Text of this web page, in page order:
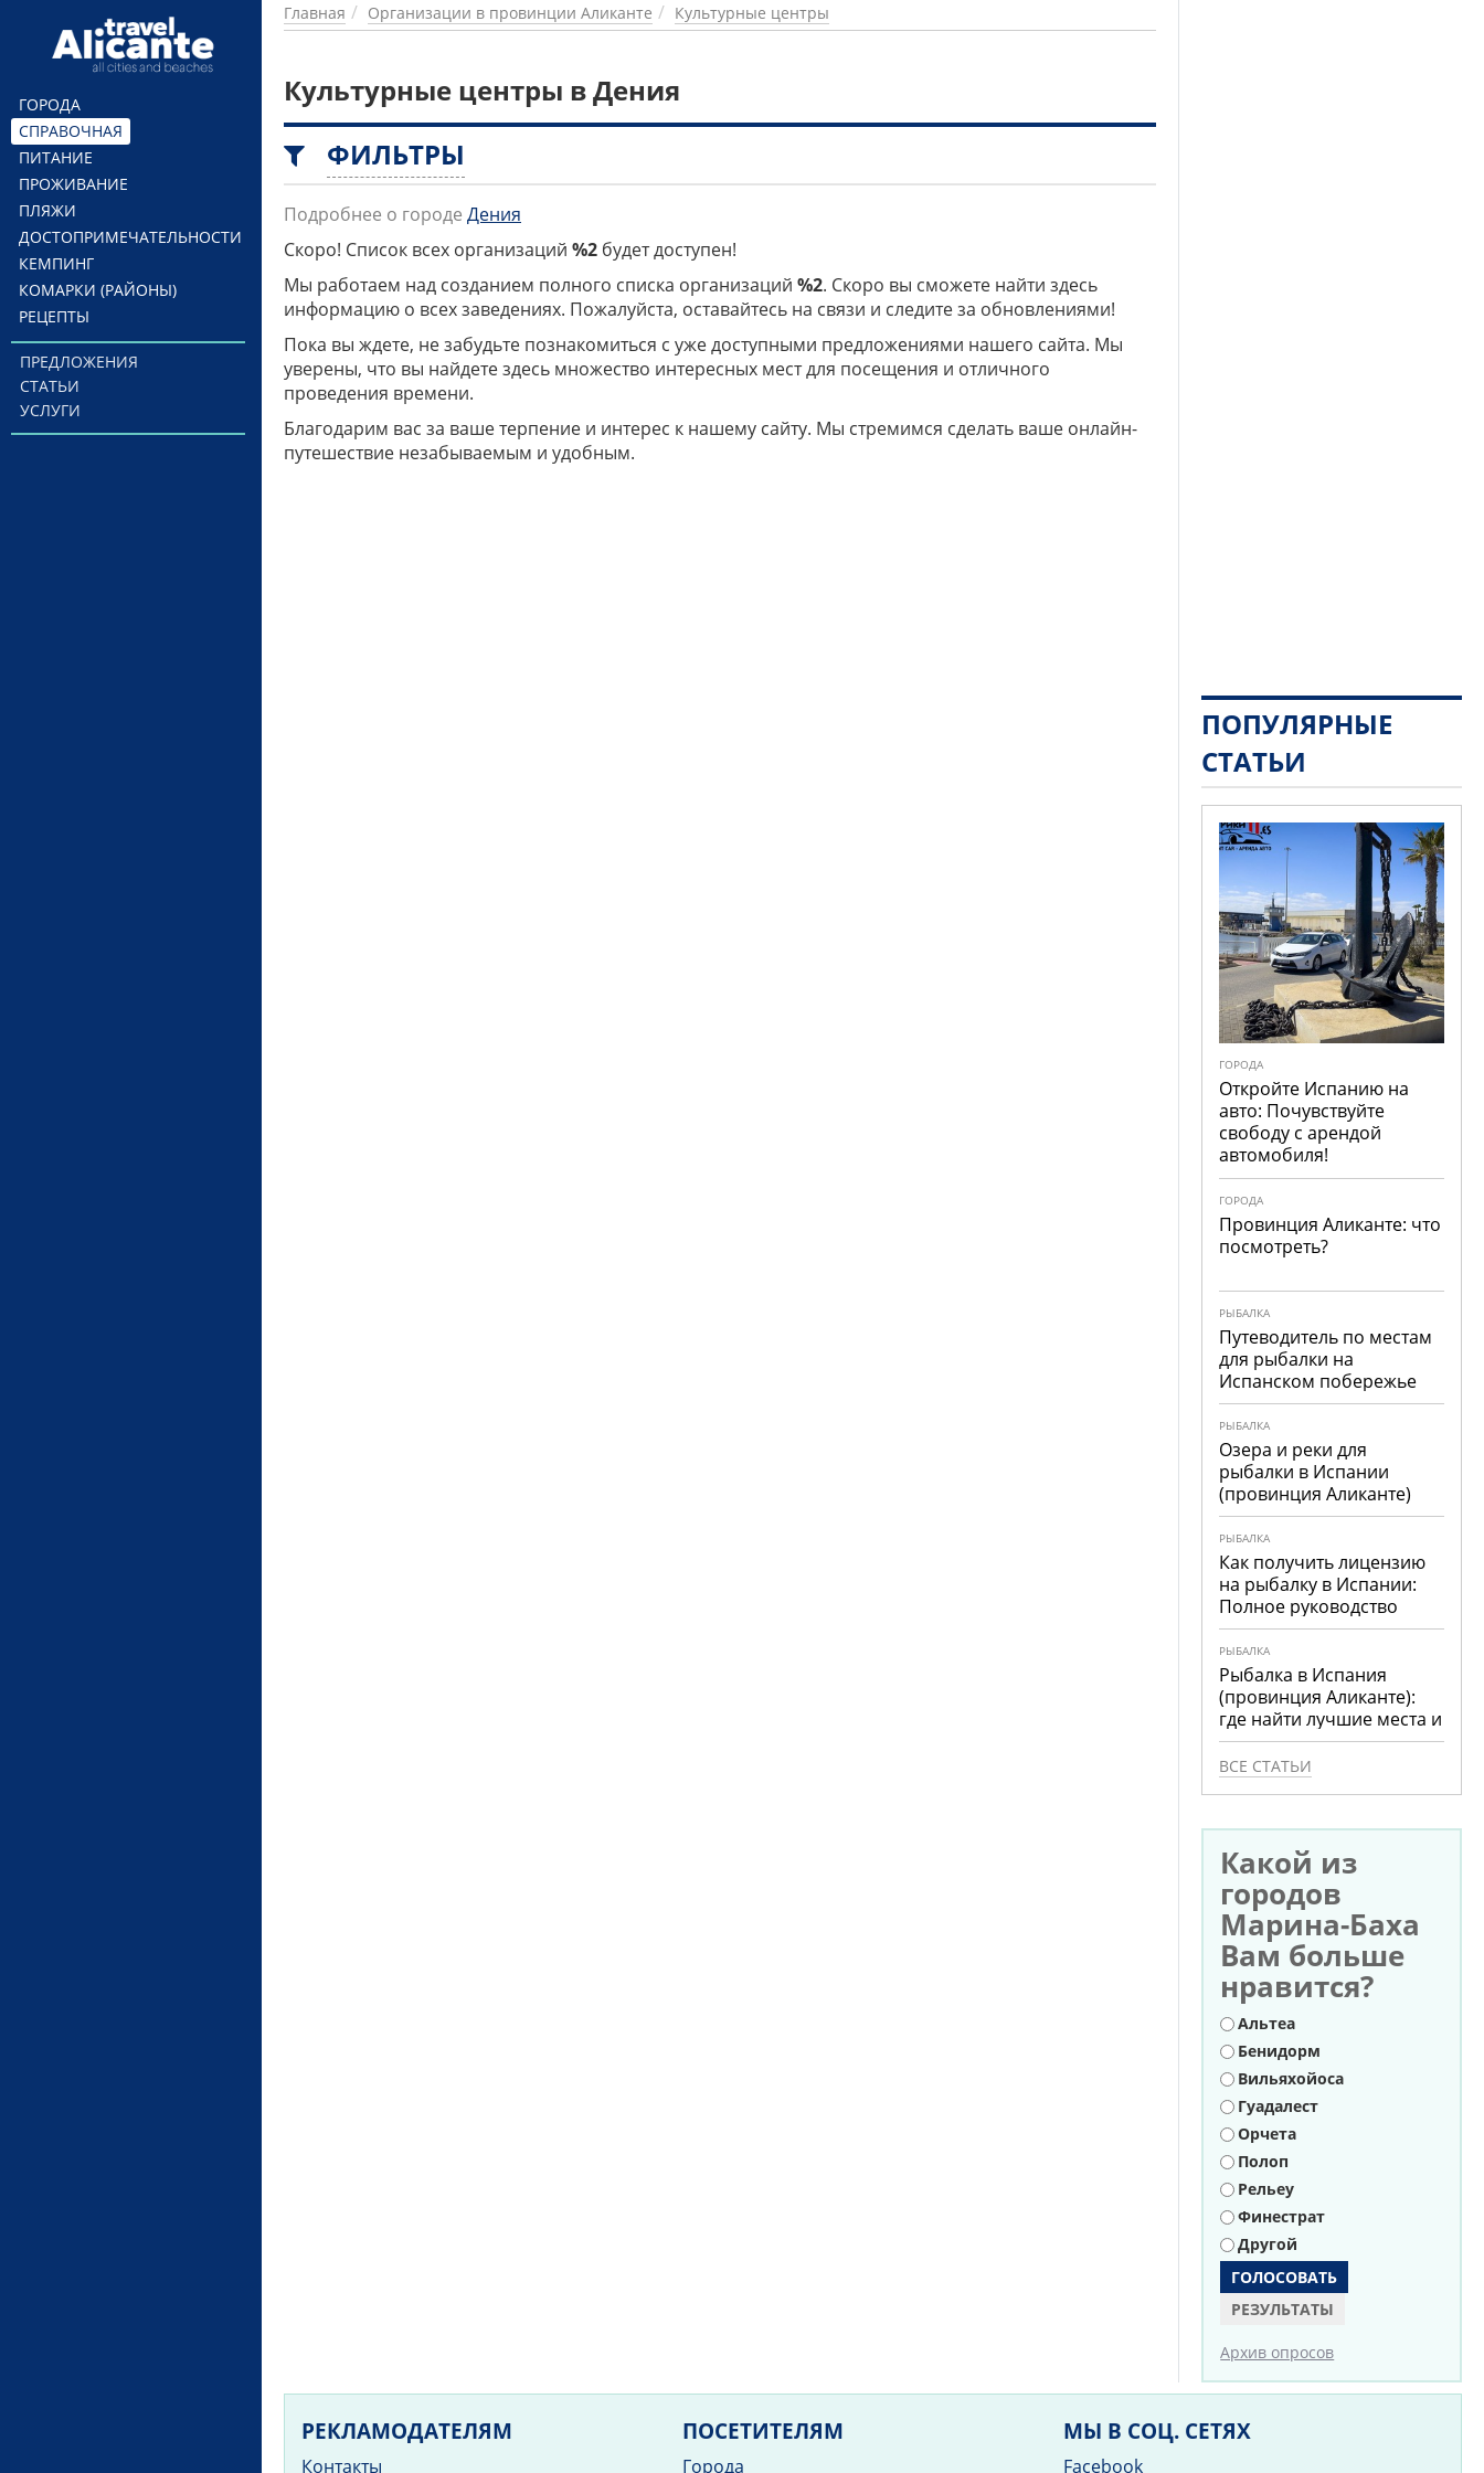
Перейти к основному содержанию
ГОРОДА
СПРАВОЧНАЯ
ПИТАНИЕ
ПРОЖИВАНИЕ
ПЛЯЖИ
ДОСТОПРИМЕЧАТЕЛЬНОСТИ
КЕМПИНГ
КОМАРКИ (РАЙОНЫ)
РЕЦЕПТЫ
ПРЕДЛОЖЕНИЯ
СТАТЬИ
УСЛУГИ
Главная Организации в провинции Аликанте Культурные центры
Культурные центры в Дения
ФИЛЬТРЫ
Подробнее о городе Дения
Скоро! Список всех организаций %2 будет доступен!
Мы работаем над созданием полного списка организаций %2. Скоро вы сможете найти здесь
информацию о всех заведениях. Пожалуйста, оставайтесь на связи и следите за обновлениями!
Пока вы ждете, не забудьте познакомиться с уже доступными предложениями нашего сайта. Мы
уверены, что вы найдете здесь множество интересных мест для посещения и отличного
проведения времени.
Благодарим вас за ваше терпение и интерес к нашему сайту. Мы стремимся сделать ваше онлайн-
путешествие незабываемым и удобным.
ПОПУЛЯРНЫЕ
СТАТЬИ
ГОРОДА
Откройте Испанию на
авто: Почувствуйте
свободу с арендой
автомобиля!
ГОРОДА
Провинция Аликанте: что
посмотреть?
РЫБАЛКА
Путеводитель по местам
для рыбалки на
Испанском побережье
РЫБАЛКА
Озера и реки для
рыбалки в Испании
(провинция Аликанте)
РЫБАЛКА
Как получить лицензию
на рыбалку в Испании:
Полное руководство
РЫБАЛКА
Рыбалка в Испания
(провинция Аликанте):
где найти лучшие места и
что ловить
ВСЕ СТАТЬИ
Какой из
городов
Марина-Баха
Вам больше
нравится?
Варианты
Альтеа
Бенидорм
Вильяхойоса
Гуадалест
Орчета
Полоп
Рельеу
Финестрат
Другой
РЕЗУЛЬТАТЫ
Архив опросов
РЕКЛАМОДАТЕЛЯМ
Контакты
ПОСЕТИТЕЛЯМ
Города
МЫ В СОЦ. СЕТЯХ
Facebook